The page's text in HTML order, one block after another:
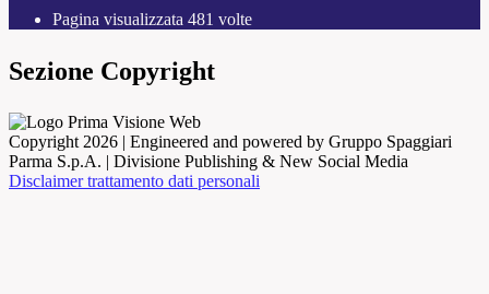
Pagina visualizzata 481 volte
Sezione Copyright
Copyright 2026 | Engineered and powered by Gruppo Spaggiari
Parma S.p.A. | Divisione Publishing & New Social Media
Disclaimer trattamento dati personali